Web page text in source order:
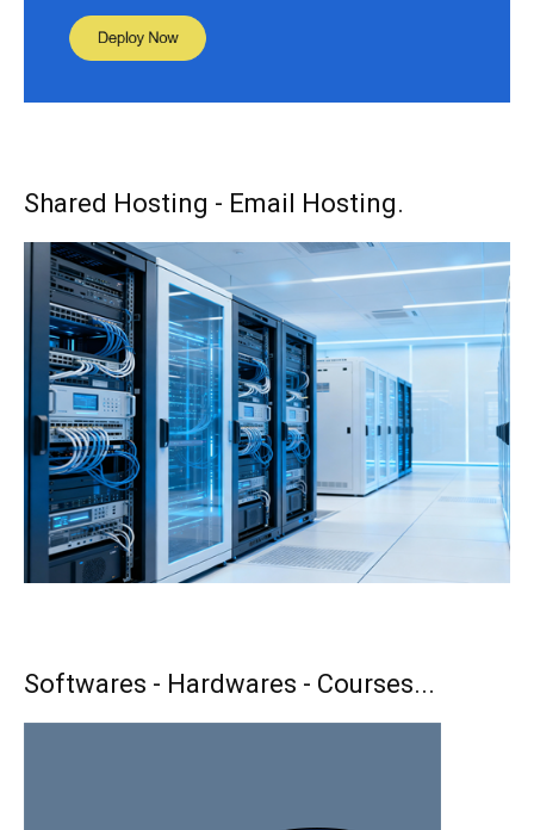
Shared Hosting - Email Hosting.
Softwares - Hardwares - Courses...